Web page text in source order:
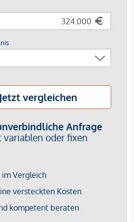
32 bis 129 m²
(E-Ladestationen möglich)
oder Loggien
mit Küche
App
und -Kühlung mittels
und 1. Dachgeschoss